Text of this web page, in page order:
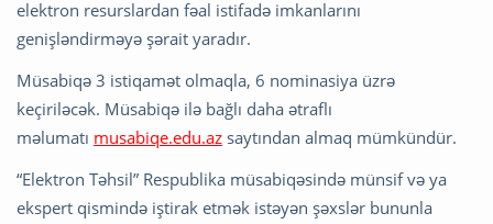
elektron resurslardan fəal istifadə imkanlarını
genişləndirməyə şərait yaradır.
Müsabiqə 3 istiqamət olmaqla, 6 nominasiya üzrə
keçiriləcək. Müsabiqə ilə bağlı daha ətraflı
məlumatı musabiqe.edu.az saytından almaq mümkündür.
“Elektron Təhsil” Respublika müsabiqəsində münsif və ya
ekspert qismində iştirak etmək istəyən şəxslər bununla